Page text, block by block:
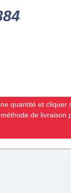
quantité et cliquer
de